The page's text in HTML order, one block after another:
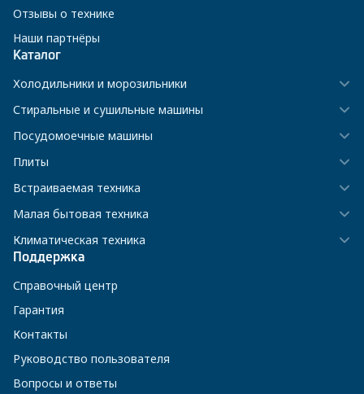
Отзывы о технике
Наши партнёры
Каталог
Холодильники и морозильники
Стиральные и сушильные машины
Посудомоечные машины
Плиты
Встраиваемая техника
Малая бытовая техника
Климатическая техника
Поддержка
Справочный центр
Гарантия
Контакты
Руководство пользователя
Вопросы и ответы